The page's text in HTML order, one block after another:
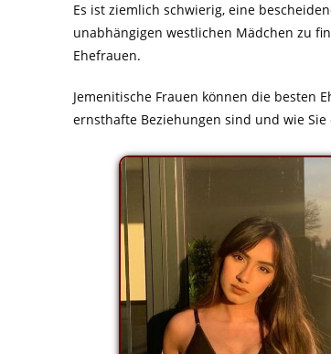
Es ist ziemlich schwierig, eine
unabhängigen westlichen Mädchen zu
Ehefrauen.
Jemenitische Frauen können die besten
ernsthafte Beziehungen sind und wie